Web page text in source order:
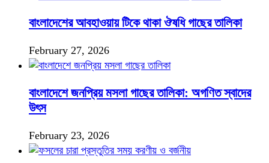
বাংলাদেশের আবহাওয়ায় টিকে থাকা ঔষধি গাছের তালিকা
February 27, 2026
বাংলাদেশে জনপ্রিয় মসলা গাছের তালিকা: অগণিত স্বাদের
উৎস
February 23, 2026